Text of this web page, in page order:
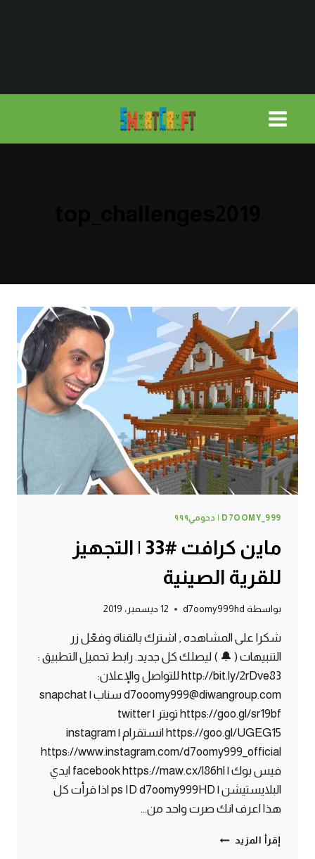
D7OOMY_999 | دحومي٩٩٩
ماين كرافت #33 | التجهيز
للقرية الصينية
بواسطة d7oomy999hd 12 ديسمبر، 2019
شكرا على المشاهده , اشترك بالقناة وفعّل زر
التنبيهات ( 🔔 ) ليصلك كل جديد. رابط تحميل التطبيق :
http://bit.ly/2rDve83 للتواصل والإعلان:
d7ooomy999@diwangroup.com سناب | snapchat
https://goo.gl/sr19bf تويتر | twitter
https://goo.gl/UGEG15 انستقرام | instagram
https://www.instagram.com/d7oomy999_official
فيس بوك | facebook https://maw.cx/l86hl ايدي
البلايستيشن | ps ID d7oomy999HD اذا قرأت كل
هذا اعرف انك صرت واحد من…
إقرأ المزيد ماين